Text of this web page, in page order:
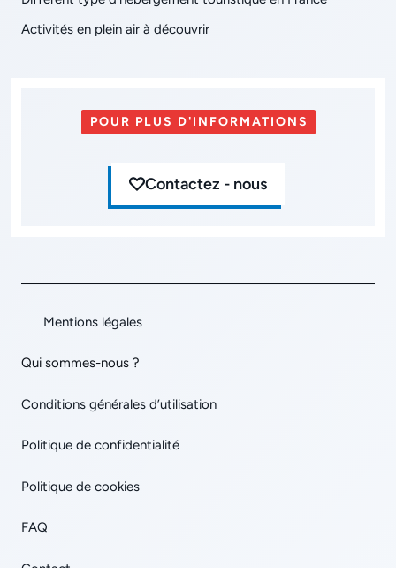
Activités en plein air à découvrir
POUR PLUS D'INFORMATIONS
Contactez - nous
Mentions légales
Qui sommes-nous ?
Conditions générales d’utilisation
Politique de confidentialité
Politique de cookies
FAQ